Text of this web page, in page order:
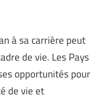
à sa carrière peut
de vie. Les Pays
opportunités pour
de vie et